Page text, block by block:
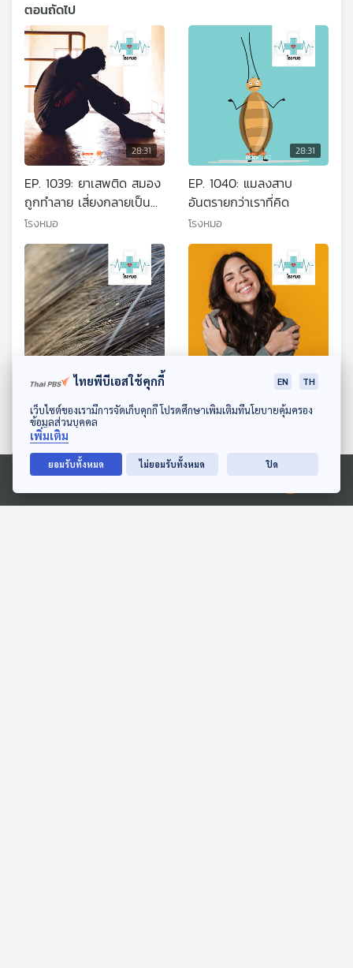
ดาวน์โหลด Thai PBS Podcast Application
Ⓒ 2020 องค์การกระจายเสียงและแพร่ภาพสาธารณะแห่งประเทศไทย
ตอนถัดไป
28:31
EP. 1039: ยาเสพติด สมอง
ถูกทำลาย เสี่ยงกลายเป็น
โรคจิต
โรงหมอ
28:31
EP. 1040: แมลงสาบ
อันตรายกว่าเราที่คิด
โรงหมอ
EP. 1041: พยาธิภายนอก ที่
อยู่กับมนุษย์และสัตว์
โรงหมอ
EP. 1043: เยียยาจิตใจด้วย
การกอดตัวเอง
ตอนที่เกี่ยวข้อง
ไทยพีบีเอสใช้คุกกี้ EN TH
เว็บไซต์ของเรามีการจัดเก็บคุกกี้ โปรดศึกษาเพิ่มเติมที่นโยบายคุ้มครอง
ข้อมูลส่วนบุคคล
เพิ่มเติม
ยอมรับทั้งหมด ไม่ยอมรับทั้งหมด ปิด